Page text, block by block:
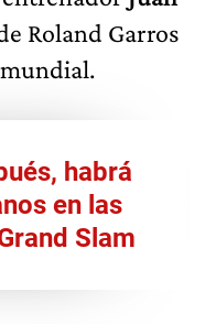
Roland Garros
habrá
en las
Slam